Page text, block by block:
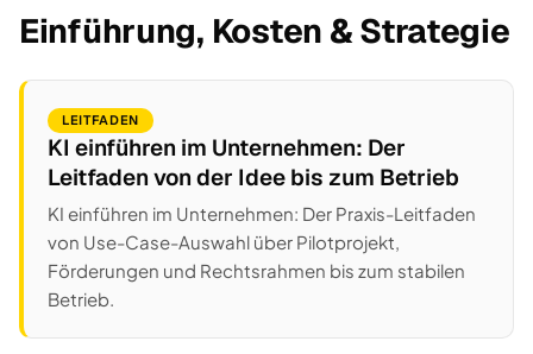
Einführung, Kosten & Strategie
LEITFADEN
KI einführen im Unternehmen: Der
Leitfaden von der Idee bis zum Betrieb
KI einführen im Unternehmen: Der Praxis-Leitfaden
von Use-Case-Auswahl über Pilotprojekt,
Förderungen und Rechtsrahmen bis zum stabilen
Betrieb.